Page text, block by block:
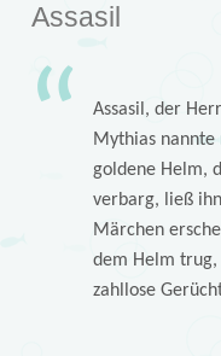
Assasil
Assasil, der
Mythias nannte
goldene Helm,
verbarg, ließ
Märchen
dem Helm trug,
zahllose